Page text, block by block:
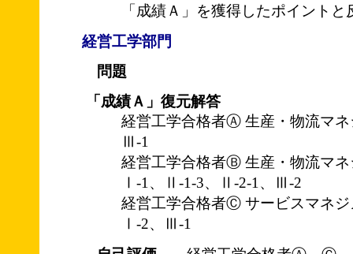
「成績Ａ」を獲得したポイントと
経営工学部門
問題
「成績Ａ」復元解答
経営工学合格者Ⓐ 生産・物流マネ
Ⅲ-1
経営工学合格者Ⓑ 生産・物流マネ
Ⅰ-1、Ⅱ-1-3、Ⅱ-2-1、Ⅲ-2
経営工学合格者Ⓒ サービスマネジ
Ⅰ-2、Ⅲ-1